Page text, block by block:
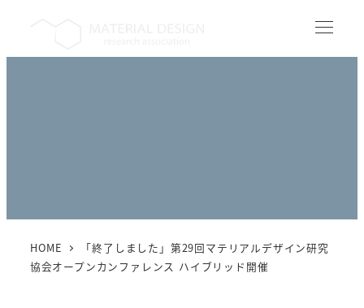
ン
移
HOME
「終了しました」第29回マテリアルデザイン研究
協会オープンカンファレンス ハイブリッド開催